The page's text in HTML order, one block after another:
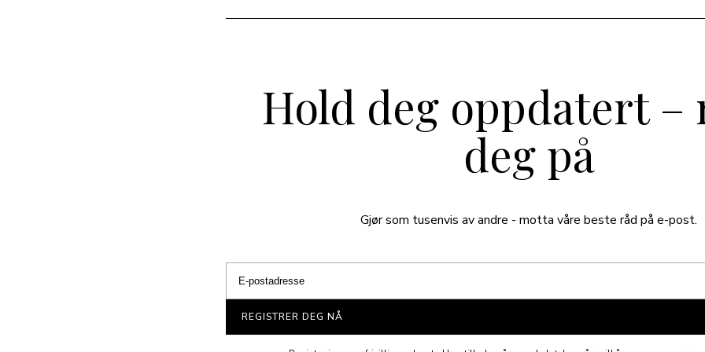
Hold deg oppdatert –
deg på
Gjør som tusenvis av andre - motta våre beste råd på e-post.
REGISTRER DEG NÅ